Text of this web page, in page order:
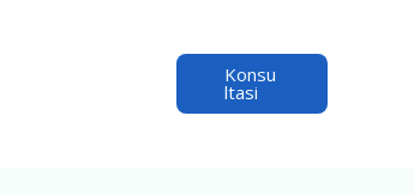
Konsu
ltasi